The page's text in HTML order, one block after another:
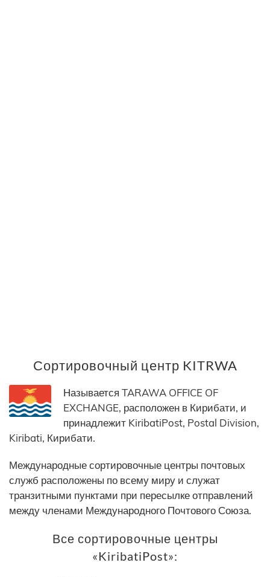
Сортировочный центр KITRWA
Называется TARAWA OFFICE OF
EXCHANGE, расположен в Кирибати, и
принадлежит KiribatiPost, Postal Division,
Kiribati, Кирибати.
Международные сортировочные центры почтовых
служб расположены по всему миру и служат
транзитными пунктами при пересылке отправлений
между членами Международного Почтового Союза.
Все сортировочные центры
«KiribatiPost»: